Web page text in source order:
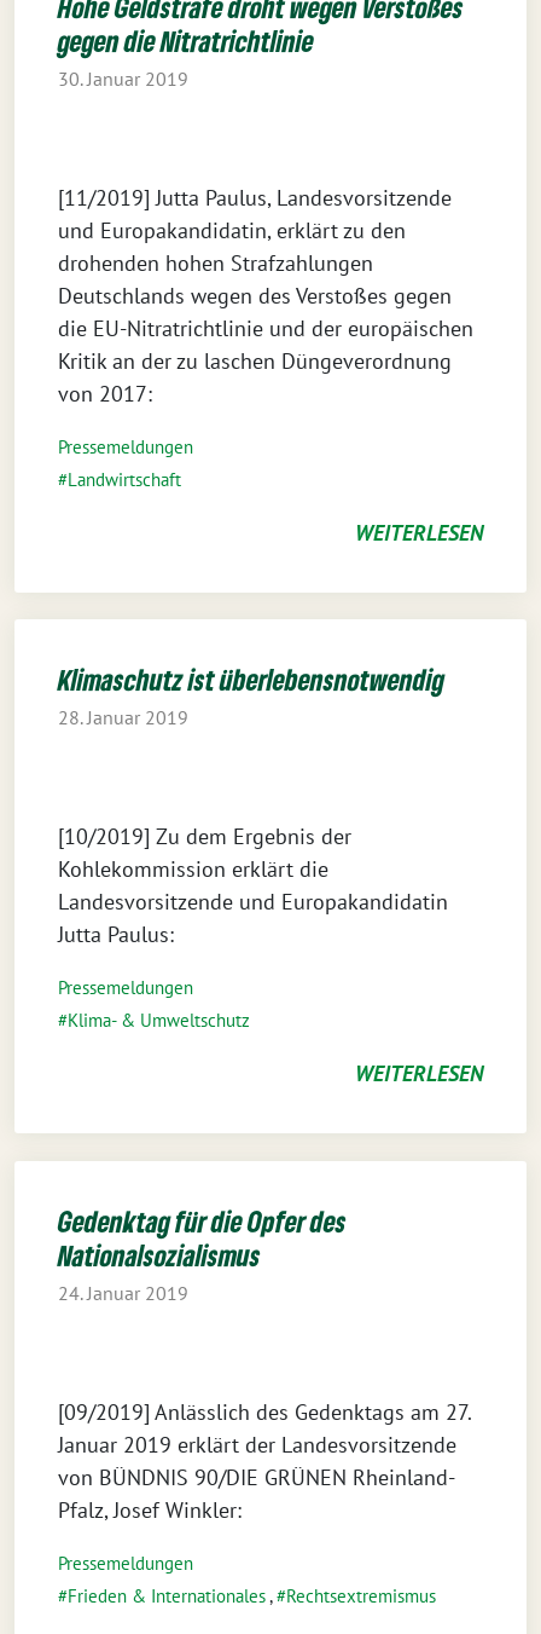
gegen die Nitratrichtlinie
30. Januar 2019
[11/2019] Jutta Paulus, Landesvorsitzende
und Europakandidatin, erklärt zu den
drohenden hohen Strafzahlungen
Deutschlands wegen des Verstoßes gegen
die EU-Nitratrichtlinie und der europäischen
Kritik an der zu laschen Düngeverordnung
von 2017:
Pressemeldungen
Landwirtschaft
WEITERLESEN
Klimaschutz ist überlebensnotwendig
28. Januar 2019
[10/2019] Zu dem Ergebnis der
Kohlekommission erklärt die
Landesvorsitzende und Europakandidatin
Jutta Paulus:
Pressemeldungen
Klima- & Umweltschutz
WEITERLESEN
Gedenktag für die Opfer des
Nationalsozialismus
24. Januar 2019
[09/2019] Anlässlich des Gedenktags am 27.
Januar 2019 erklärt der Landesvorsitzende
von BÜNDNIS 90/DIE GRÜNEN Rheinland-
Pfalz, Josef Winkler:
Pressemeldungen
Frieden & Internationales, Rechtsextremismus